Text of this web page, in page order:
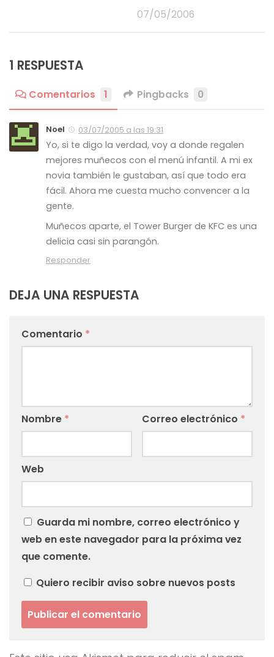
07/05/2006
1 RESPUESTA
Comentarios 1 Pingbacks 0
Noel 03/07/2005 a las 19:31
Yo, si te digo la verdad, voy a donde regalen
mejores muñecos con el menú infantil. A mi ex
novia también le gustaban, así que todo era
fácil. Ahora me cuesta mucho convencer a la
gente.
Muñecos aparte, el Tower Burger de KFC es una
delicia casi sin parangón.
Responder
DEJA UNA RESPUESTA
Comentario *
Nombre * Correo electrónico *
Web
Guarda mi nombre, correo electrónico y
web en este navegador para la próxima vez
que comente.
Quiero recibir aviso sobre nuevos posts